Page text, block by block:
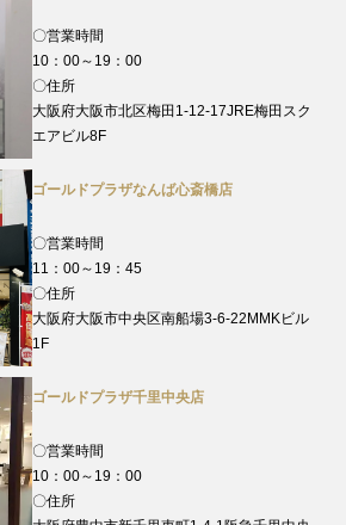
〇営業時間
10：00～19：00
〇住所
大阪府大阪市北区梅田1-12-17JRE梅田スク
エアビル8F
ゴールドプラザなんば心斎橋店
〇営業時間
11：00～19：45
〇住所
大阪府大阪市中央区南船場3-6-22MMKビル
1F
ゴールドプラザ千里中央店
〇営業時間
10：00～19：00
〇住所